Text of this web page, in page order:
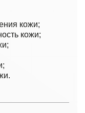
кожи;
кожи;